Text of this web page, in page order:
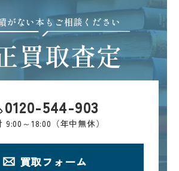
がない本もご相談ください
買取査定
0120-544-903
9:00～18:00（年中無休）
買取フォーム